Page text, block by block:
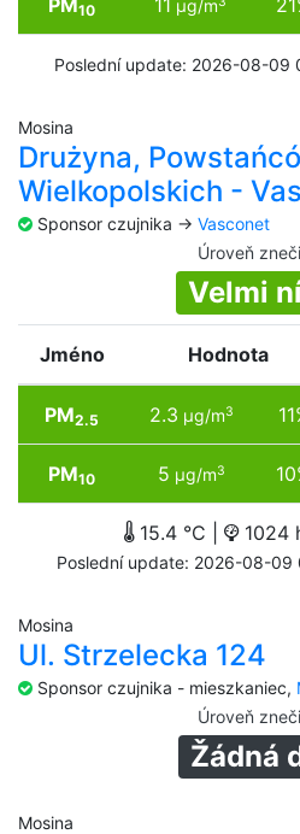
PM 10 11 µg/m
Poslední update: 2026-08-09
Mosina
Drużyna,
Wielkopolskich -
Sponsor czujnika -> Vasconet
Úroveň
Velmi
Jméno Hodnota
PM2.5 2.3 µg/m3
PM10 5 µg/m3
15.4 °C | 1024
Poslední update: 2026-08-09
Mosina
Ul. Strzelecka 124
Sponsor czujnika - mieszkaniec,
Úroveň
Žádná
Mosina